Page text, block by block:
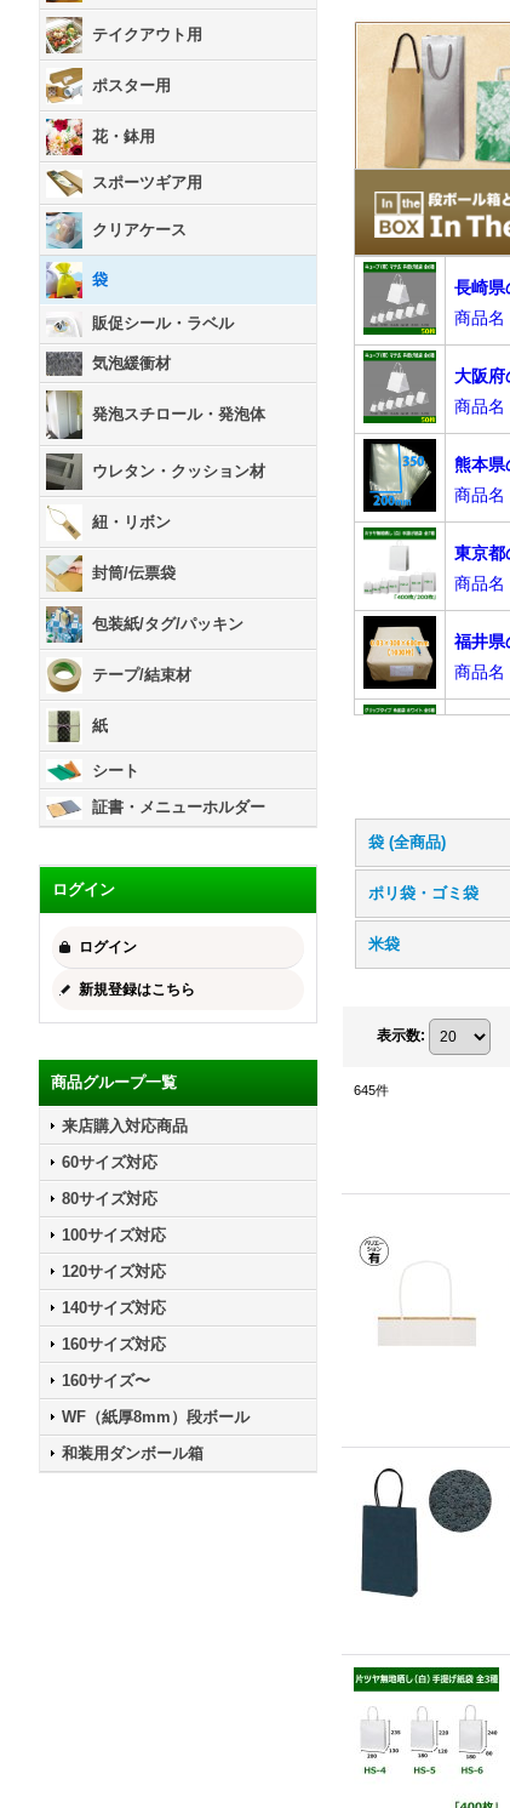
テイクアウト用
ポスター用
花・鉢用
スポーツギア用
クリアケース
袋
販促シール・ラベル
気泡緩衝材
発泡スチロール・発泡体
ウレタン・クッション材
紐・リボン
封筒/伝票袋
包装紙/タグ/パッキン
テープ/結束材
紙
シート
証書・メニューホルダー
ログイン
ログイン
新規登録はこちら
商品グループ一覧
来店購入対応商品
60サイズ対応
80サイズ対応
100サイズ対応
120サイズ対応
140サイズ対応
160サイズ対応
160サイズ〜
WF（紙厚8mm）段ボール
和装用ダンボール箱
袋 (全商品)
ポリ袋・ゴミ袋
米袋
表示数:
645件